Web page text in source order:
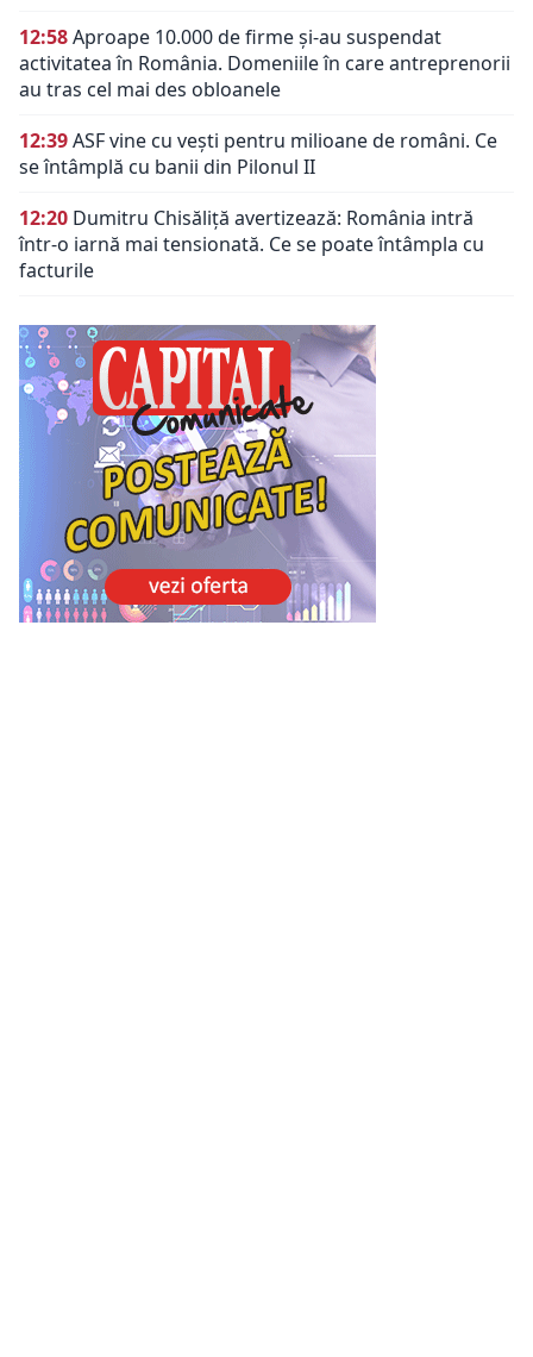
12:58Aproape 10.000 de firme și-au suspendat
activitatea în România. Domeniile în care antreprenorii
au tras cel mai des obloanele
12:39ASF vine cu vești pentru milioane de români. Ce
se întâmplă cu banii din Pilonul II
12:20 Dumitru Chisăliță avertizează: România intră
într-o iarnă mai tensionată. Ce se poate întâmpla cu
facturile